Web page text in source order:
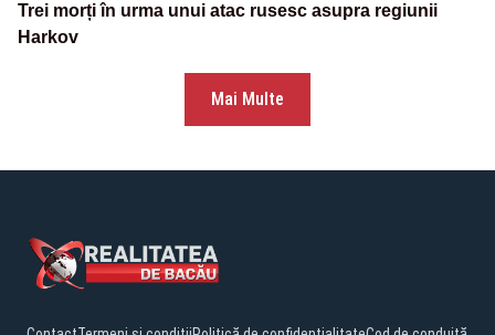
Trei morți în urma unui atac rusesc asupra regiunii
Harkov
Mai Multe